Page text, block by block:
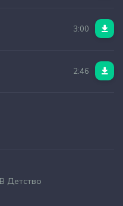
3:00
2:46
Детство